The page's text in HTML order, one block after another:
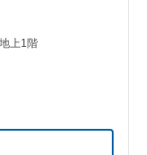
地上1階